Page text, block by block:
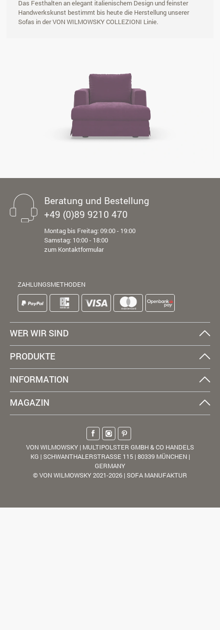
Das Festhalten an elegant italienischem Design und feinster
Handwerkskunst bestimmt bis heute die Herstellung unserer
Sofas in der VON WILMOWSKY COLLEZIONI Linie.
Beratung und Bestellung
+49 (0)89 9210 470
Montag bis Freitag: 09:00 - 19:00
Samstag: 10:00 - 18:00
zum Kontaktformular
ZAHLUNGSMETHODEN
WER WIR SIND
PRODUKTE
INFORMATION
MAGAZIN
VON WILMOWSKY | MULTIPOLSTER GMBH & CO HANDELS
KG | SCHWANTHALERSTRASSE 115 | 80339 MÜNCHEN |
GERMANY
© VON WILMOWSKY 2021-2026 | SOFA MANUFAKTUR